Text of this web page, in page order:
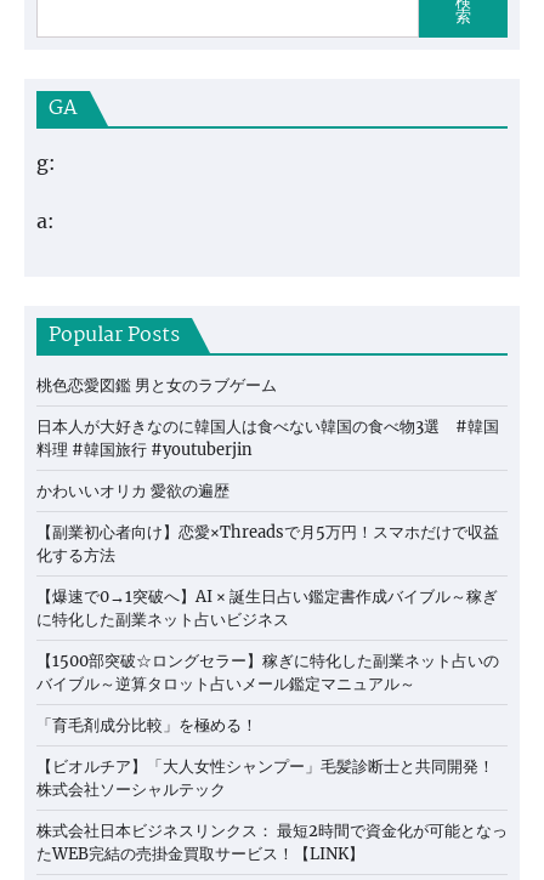
索
GA
g:
a:
Popular Posts
桃色恋愛図鑑 男と女のラブゲーム
日本人が大好きなのに韓国人は食べない韓国の食べ物3選 #韓国
料理 #韓国旅行 #youtuberjin
かわいいオリカ 愛欲の遍歴
【副業初心者向け】恋愛×Threadsで月5万円！スマホだけで収益
化する方法
【爆速で0→1突破へ】AI × 誕生日占い鑑定書作成バイブル～稼ぎ
に特化した副業ネット占いビジネス
【1500部突破☆ロングセラー】稼ぎに特化した副業ネット占いの
バイブル～逆算タロット占いメール鑑定マニュアル～
「育毛剤成分比較」を極める！
【ビオルチア】「大人女性シャンプー」毛髪診断士と共同開発！
株式会社ソーシャルテック
株式会社日本ビジネスリンクス： 最短2時間で資金化が可能となっ
たWEB完結の売掛金買取サービス！【LINK】